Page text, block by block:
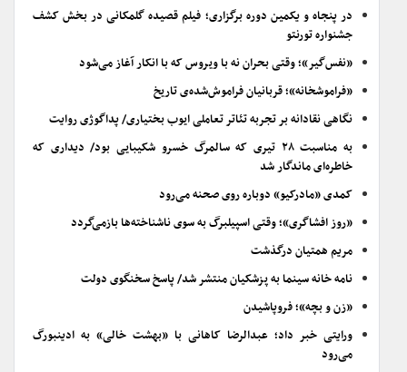
در پنجاه و یکمین دوره برگزاری؛ فیلم قصیده گلمکانی در بخش کشف
جشنواره تورنتو
«نفس‌گیر»؛ وقتی بحران نه با ویروس که با انکار آغاز می‌شود
«فراموشخانه»؛ قربانیان فراموش‌شده‌ی تاریخ
نگاهی نقادانه بر تجربه تئاتر تعاملی ایوب بختیاری/ پداگوژی روایت
به مناسبت ۲۸ تیری که سالمرگ خسرو شکیبایی بود/ دیداری که
خاطره‌ای ماندگار شد
کمدی «مادرکیو» دوباره روی صحنه می‌رود
«روز افشاگری»؛ وقتی اسپیلبرگ به سوی ناشناخته‌ها بازمی‌گردد
مریم همتیان درگذشت
نامه خانه سینما به پزشکیان منتشر شد/ پاسخ سخنگوی دولت
«زن و بچه»؛ فروپاشیدن
ورایتی خبر داد؛ عبدالرضا کاهانی با «بهشت خالی» به ادینبورگ
می‌رود